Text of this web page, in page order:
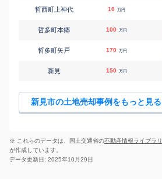
哲西町上神代 10 万円
哲多町本郷 100 万円
哲多町矢戸 170 万円
新見 150 万円
新見 650 万円
新見 81 万円
西方
新見市の土地売却事例をもっと見る
※ これらのデータは、国土交通省の不動産情報ライブラリ
が作成しています。
データ更新日: 2025年10月29日